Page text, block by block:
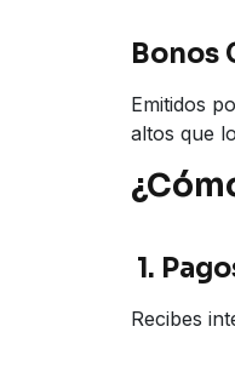
Bonos
Emitidos
altos que
1.
Recibes